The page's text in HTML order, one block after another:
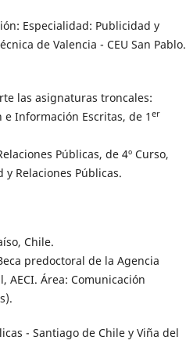
Especialidad: Publicidad y
de Valencia - CEU San Pablo.
las asignaturas troncales:
Información Escritas, de 1 er
Públicas, de 4º Curso,
Relaciones Públicas.
Chile.
predoctoral de la Agencia
AECI. Área: Comunicación
- Santiago de Chile y Viña del